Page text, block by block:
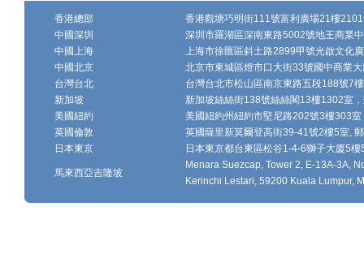
香港總部
香港觀塘巧明街111號富利廣場21樓
中國深圳
深圳市羅湖區深南東路5002號地王商業
中國上海
上海市徐匯區斜土路2899甲號光啟文化
中國北京
北京市東城區燈市口大街33號國中商業
台灣台北
台灣台北市松山區南京東路五段188號7
新加坡
新加坡絲絲街138號絲絲閣13樓1302室
美國紐約
美國紐約州紐約市堅尼路202號3樓303
英國倫敦
英國薩里新莫爾登高街39-41號2樓5室,
日本東京
日本東京都台東區松谷1-4-6獅子大廈5
馬來西亞吉隆坡
Menara Suezcap, Tower 2, E-13A-3A,
Kerinchi Lestari, 59200 Kuala Lumpur,